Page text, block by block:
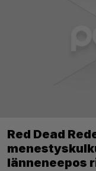
Red Dead
länneneepos